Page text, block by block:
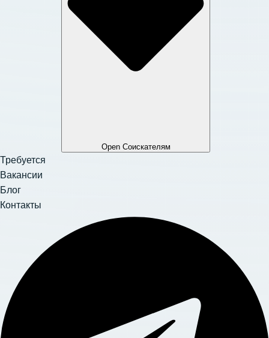
Open Соискателям
Требуется
Вакансии
Блог
Контакты